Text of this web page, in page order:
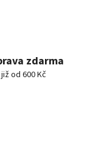
zdarma
již od 600 Kč